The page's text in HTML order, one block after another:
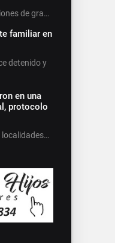
de gra…
familiar en
detenido y
en una
protocolo